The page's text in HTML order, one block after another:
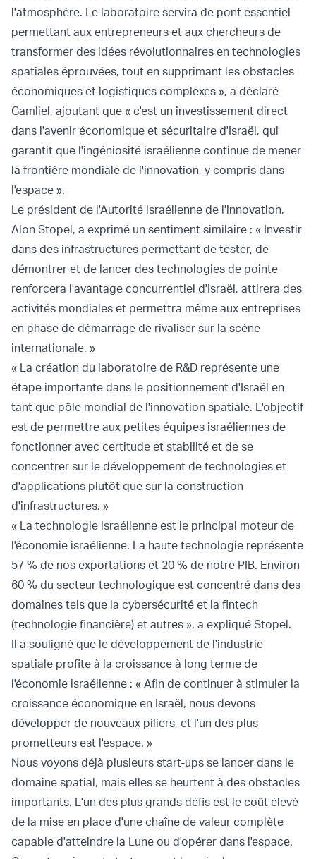
l'atmosphère. Le laboratoire servira de pont essentiel
permettant aux entrepreneurs et aux chercheurs de
transformer des idées révolutionnaires en technologies
spatiales éprouvées, tout en supprimant les obstacles
économiques et logistiques complexes », a déclaré
Gamliel, ajoutant que « c'est un investissement direct
dans l'avenir économique et sécuritaire d'Israël, qui
garantit que l'ingéniosité israélienne continue de mener
la frontière mondiale de l'innovation, y compris dans
l'espace ».
Le président de l'Autorité israélienne de l'innovation,
Alon Stopel, a exprimé un sentiment similaire : « Investir
dans des infrastructures permettant de tester, de
démontrer et de lancer des technologies de pointe
renforcera l'avantage concurrentiel d'Israël, attirera des
activités mondiales et permettra même aux entreprises
en phase de démarrage de rivaliser sur la scène
internationale. »
« La création du laboratoire de R&D représente une
étape importante dans le positionnement d'Israël en
tant que pôle mondial de l'innovation spatiale. L'objectif
est de permettre aux petites équipes israéliennes de
fonctionner avec certitude et stabilité et de se
concentrer sur le développement de technologies et
d'applications plutôt que sur la construction
d'infrastructures. »
« La technologie israélienne est le principal moteur de
l'économie israélienne. La haute technologie représente
57 % de nos exportations et 20 % de notre PIB. Environ
60 % du secteur technologique est concentré dans des
domaines tels que la cybersécurité et la fintech
(technologie financière) et autres », a expliqué Stopel.
Il a souligné que le développement de l'industrie
spatiale profite à la croissance à long terme de
l'économie israélienne : « Afin de continuer à stimuler la
croissance économique en Israël, nous devons
développer de nouveaux piliers, et l'un des plus
prometteurs est l'espace. »
Nous voyons déjà plusieurs start-ups se lancer dans le
domaine spatial, mais elles se heurtent à des obstacles
importants. L'un des plus grands défis est le coût élevé
de la mise en place d'une chaîne de valeur complète
capable d'atteindre la Lune ou d'opérer dans l'espace.